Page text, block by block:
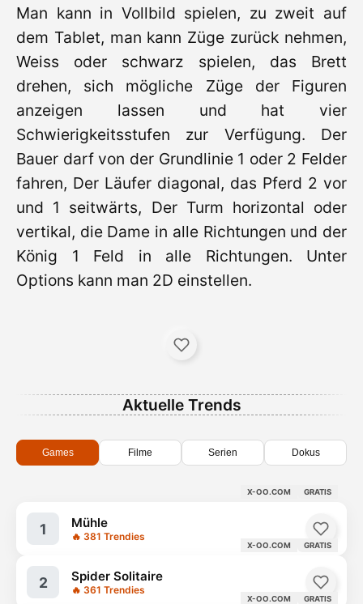
Man kann in Vollbild spielen, zu zweit auf
dem Tablet, man kann Züge zurück nehmen,
Weiss oder schwarz spielen, das Brett
drehen, sich mögliche Züge der Figuren
anzeigen lassen und hat vier
Schwierigkeitsstufen zur Verfügung. Der
Bauer darf von der Grundlinie 1 oder 2 Felder
fahren, Der Läufer diagonal, das Pferd 2 vor
und 1 seitwärts, Der Turm horizontal oder
vertikal, die Dame in alle Richtungen und der
König 1 Feld in alle Richtungen. Unter
Options kann man 2D einstellen.
Aktuelle Trends
Games Filme Serien Dokus
X-OO.COM GRATIS
1 Mühle
🔥 381 Trendies
X-OO.COM GRATIS
2 Spider Solitaire
🔥 361 Trendies
X-OO.COM GRATIS